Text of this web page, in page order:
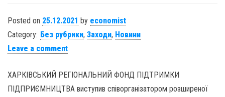
Posted on 25.12.2021 by economist
Category: Без рубрики, Заходи, Новини
Leave a comment
ХАРКІВСЬКИЙ РЕГІОНАЛЬНИЙ ФОНД ПІДТРИМКИ
ПІДПРИЄМНИЦТВА виступив співорганізатором розширеної